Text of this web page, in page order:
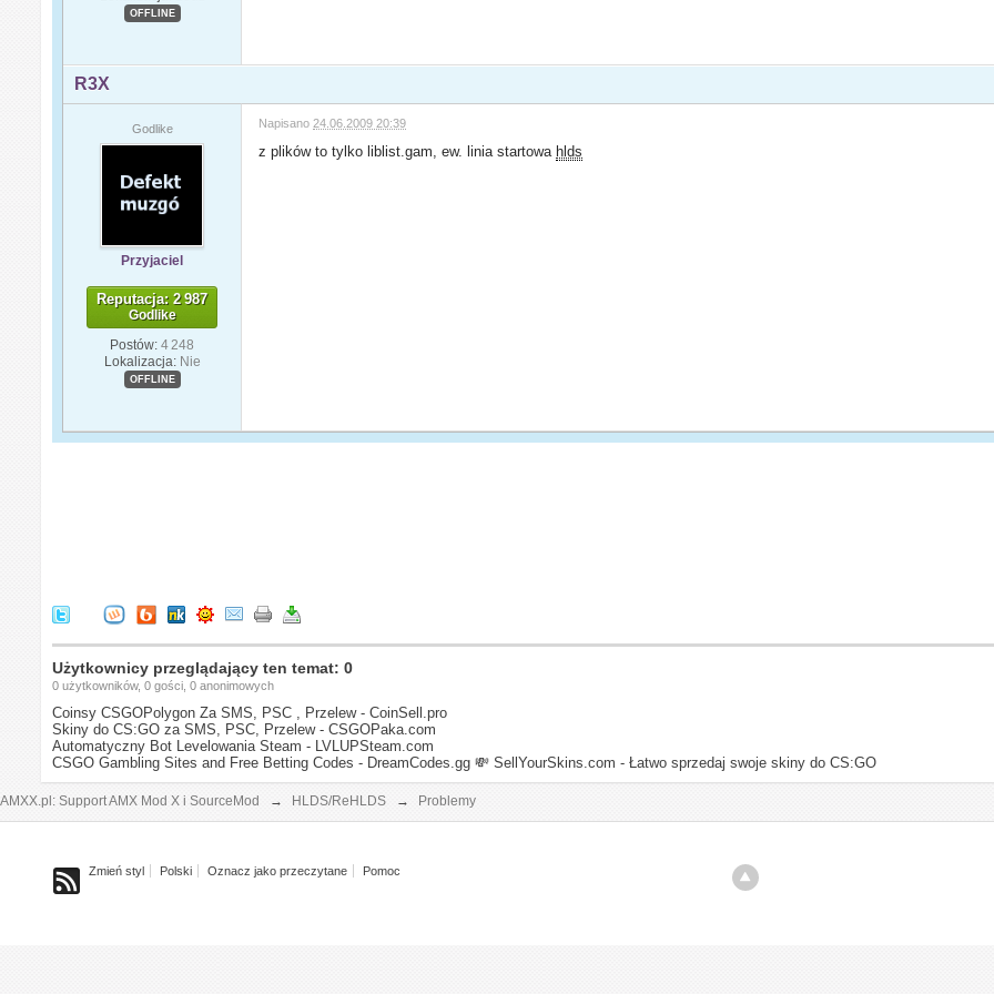
OFFLINE
R3X
Godlike
Przyjaciel
Reputacja: 2 987
Godlike
Postów: 4 248
Lokalizacja: Nie
OFFLINE
Napisano 24.06.2009 20:39
z plików to tylko liblist.gam, ew. linia startowa hlds
Użytkownicy przeglądający ten temat: 0
0 użytkowników, 0 gości, 0 anonimowych
Coinsy CSGOPolygon Za SMS, PSC , Przelew - CoinSell.pro
Skiny do CS:GO za SMS, PSC, Przelew - CSGOPaka.com
Automatyczny Bot Levelowania Steam - LVLUPSteam.com
CSGO Gambling Sites and Free Betting Codes - DreamCodes.gg 💸 SellYourSkins.com - Łatwo sprzedaj swoje skiny do CS:GO
AMXX.pl: Support AMX Mod X i SourceMod → HLDS/ReHLDS → Problemy
Zmień styl Polski Oznacz jako przeczytane Pomoc